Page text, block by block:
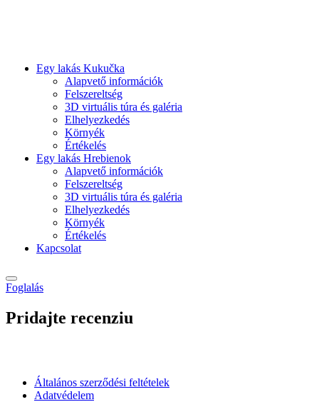
Egy lakás Kukučka
Alapvető információk
Felszereltség
3D virtuális túra és galéria
Elhelyezkedés
Környék
Értékelés
Egy lakás Hrebienok
Alapvető információk
Felszereltség
3D virtuális túra és galéria
Elhelyezkedés
Környék
Értékelés
Kapcsolat
Foglalás
Pridajte recenziu
Általános szerződési feltételek
Adatvédelem